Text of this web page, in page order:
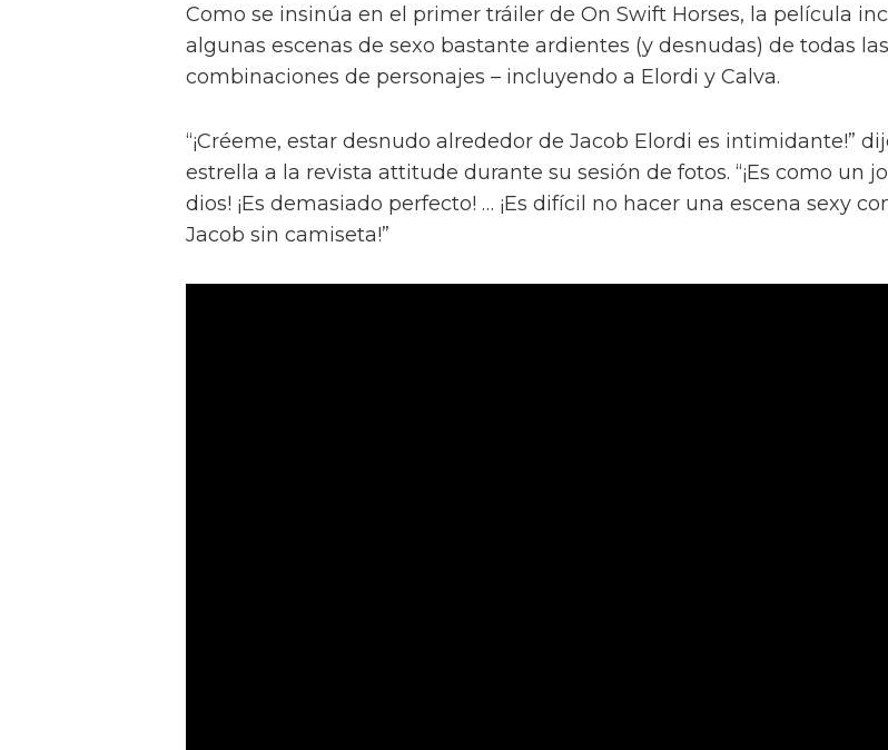
Como se insinúa en el primer tráiler de On Swift Horses, la película
algunas escenas de sexo bastante ardientes (y desnudas) de todas las
combinaciones de personajes – incluyendo a Elordi y Calva.
“¡Créeme, estar desnudo alrededor de Jacob Elordi es intimidante!”
estrella a la revista attitude durante su sesión de fotos. “¡Es como un
dios! ¡Es demasiado perfecto! … ¡Es difícil no hacer una escena sexy
Jacob sin camiseta!”